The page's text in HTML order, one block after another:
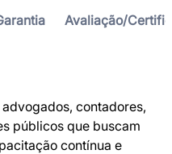
Avaliação/
advogados, contadores,
públicos que buscam
contínua e